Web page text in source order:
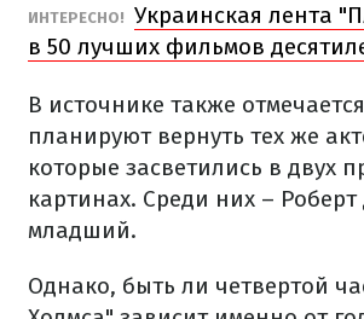
ИНТЕРЕСНО! Украинская лента
в 50 лучших фильмов
В источнике также
планируют вернуть тех же
которые засветились в двух
картинах. Среди них –
младший.
Однако, быть ли четвертой